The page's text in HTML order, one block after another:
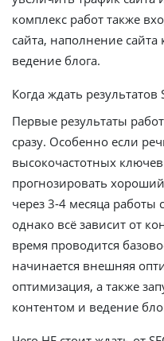
комплекс работ также
сайта, наполнение
ведение блога.
Когда ждать
Первые результаты
сразу. Особенно если
высокочастотных
прогнозировать
через 3-4 месяца работы
однако всё зависит от
время проводится
начинается внешняя
оптимизация, а также
контентом и ведение